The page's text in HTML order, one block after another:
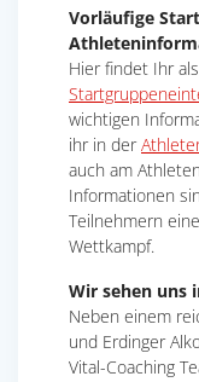
Vorläufige
Hier findet Ihr
wichtigen
ihr in der
auch am
Informationen
Teilnehmern
Wettkampf.
Wir sehen uns
Neben einem
und Erdinger
Vital-Coaching